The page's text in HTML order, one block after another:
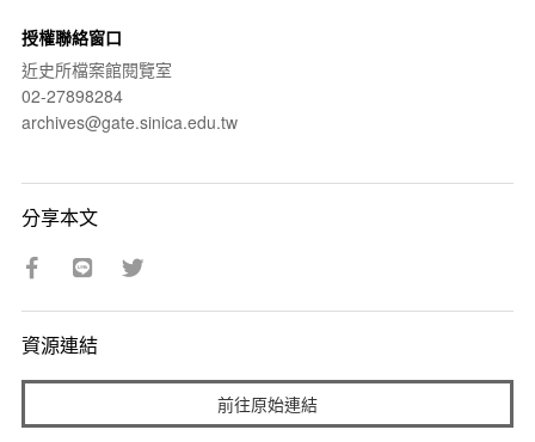
授權聯絡窗口
近史所檔案館閱覽室
02-27898284
archives@gate.sinica.edu.tw
分享本文
資源連結
前往原始連結